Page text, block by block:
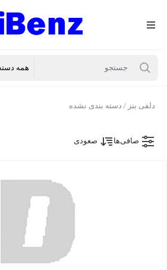
دلفی بنز / دسته بندی نشده
صافی‌ها صعودی